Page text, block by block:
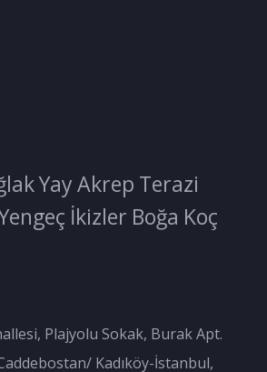
YayAkrep Terazi
İkizler Boğa Koç
Plajyolu Sokak, Burak Apt.
Kadıköy-İstanbul,